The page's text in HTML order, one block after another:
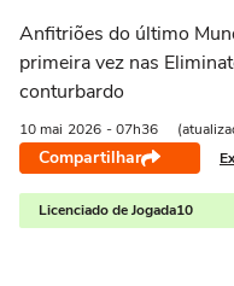
Anfitriões do último
primeira vez nas
conturbardo
10 mai 2026 - 07h36
Compartilhar
Licenciado de Jogada10